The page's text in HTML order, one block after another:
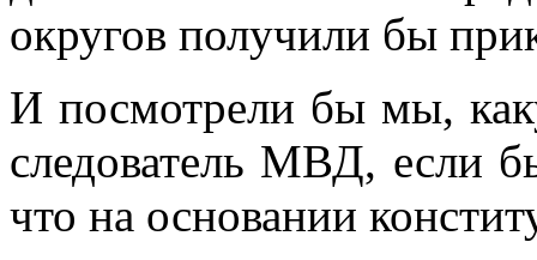
округов получили бы
И посмотрели бы мы,
следователь МВД, если
что на основании